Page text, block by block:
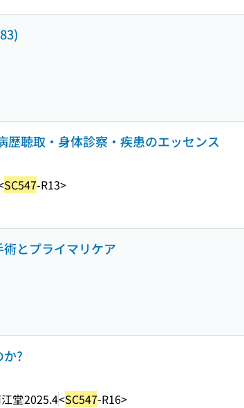
歴聴取・身体診察・疾患のエッセンス
SC547-R13>
とプライマリケア
?
堂2025.4<SC547-R16>